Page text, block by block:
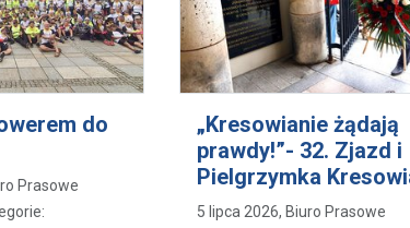
do
Prasowe
„Kresowianie żądają
prawdy!”- 32. Zjazd i
Pielgrzymka
5 lipca 2026, Biuro Prasowe